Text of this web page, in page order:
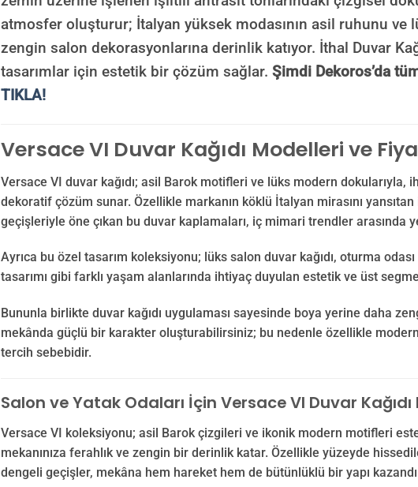
atmosfer oluşturur; İtalyan yüksek modasının asil ruhunu ve
zengin salon dekorasyonlarına derinlik katıyor. İthal Duvar
tasarımlar için estetik bir çözüm sağlar. Şimdi Dekoros’da
TIKLA!
Versace VI Duvar Kağıdı Modelleri ve
Versace VI duvar kağıdı; asil Barok motifleri ve lüks modern
dekoratif çözüm sunar. Özellikle markanın köklü İtalyan mirasını yansıtan
geçişleriyle öne çıkan bu duvar kaplamaları, iç mimari trendler arasında
Ayrıca bu özel tasarım koleksiyonu; lüks salon duvar kağıdı, oturma
tasarımı gibi farklı yaşam alanlarında ihtiyaç duyulan estetik ve üst
Bununla birlikte duvar kağıdı uygulaması sayesinde boya yerine daha
mekânda güçlü bir karakter oluşturabilirsiniz; bu nedenle özellikle
tercih sebebidir.
Salon ve Yatak Odaları İçin Versace VI Duvar Kağıdı
Versace VI koleksiyonu; asil Barok çizgileri ve ikonik modern motifleri
mekanınıza ferahlık ve zengin bir derinlik katar. Özellikle yüzeyde
dengeli geçişler, mekâna hem hareket hem de bütünlüklü bir yapı